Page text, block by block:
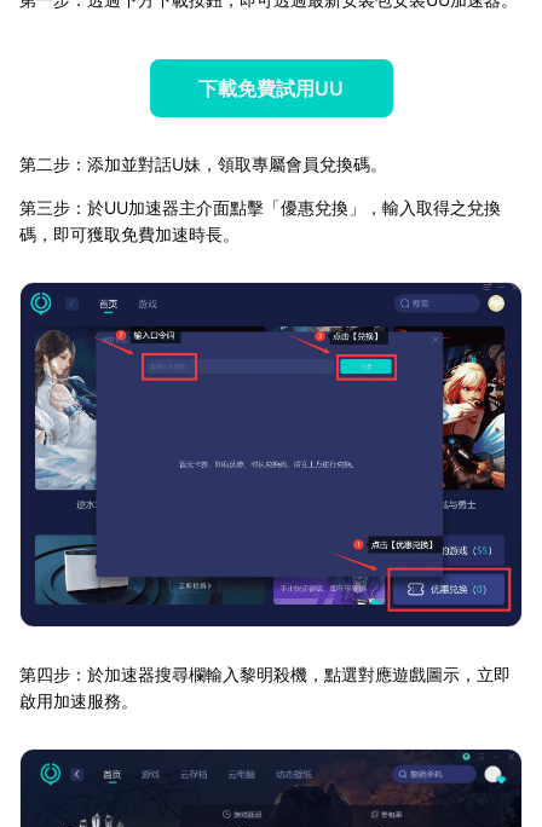
下載免費試用UU
第二步：添加並對話U妹，領取專屬會員兌換碼。
第三步：於UU加速器主介面點擊「優惠兌換」，輸入取得之兌換
碼，即可獲取免費加速時長。
第四步：於加速器搜尋欄輸入黎明殺機，點選對應遊戲圖示，立即
啟用加速服務。